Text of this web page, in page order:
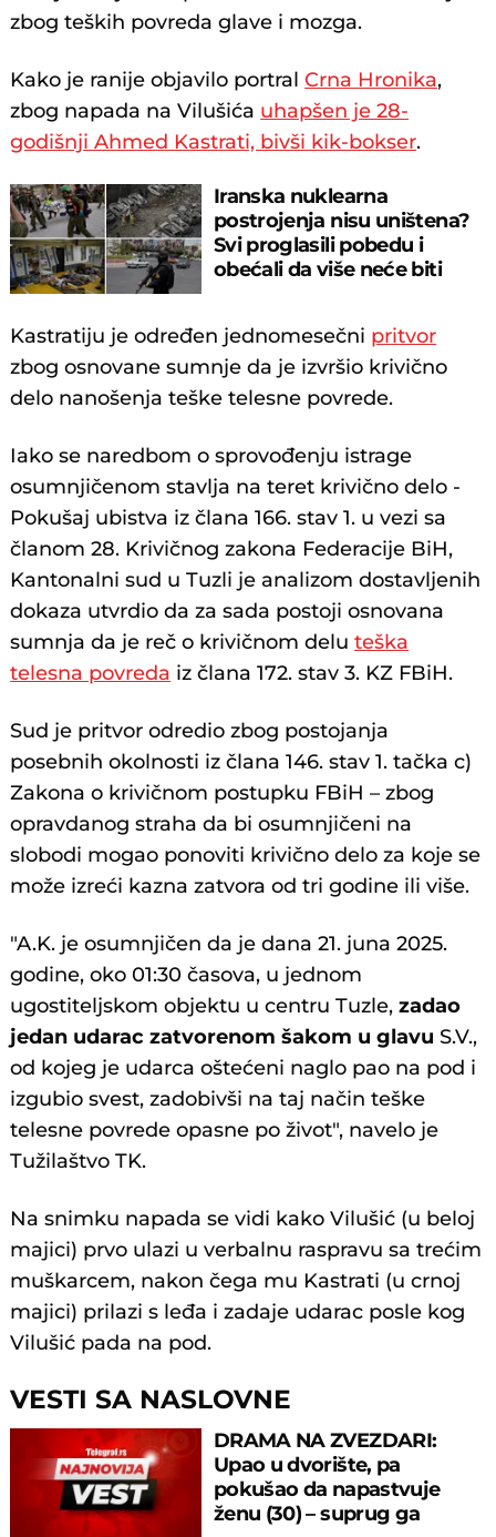
zbog teških povreda glave i mozga.
Kako je ranije objavilo portralCrna Hronika,
zbog napada na Vilušića uhapšen je 28-
godišnji Ahmed Kastrati, bivši kik-bokser.
Iranska nuklearna
postrojenja nisu uništena?
Svi proglasili pobedu i
obećali da više neće biti
Kastratiju je određen jednomesečni pritvor
zbog osnovane sumnje da je izvršio krivično
delo nanošenja teške telesne povrede.
Iako se naredbom o sprovođenju istrage
osumnjičenom stavlja na teret krivično delo -
Pokušaj ubistva iz člana 166. stav 1. u vezi sa
članom 28. Krivičnog zakona Federacije BiH,
Kantonalni sud u Tuzli je analizom dostavljenih
dokaza utvrdio da za sada postoji osnovana
sumnja da je reč o krivičnom deluteška
telesna povreda iz člana 172. stav 3. KZ FBiH.
Sud je pritvor odredio zbog postojanja
posebnih okolnosti iz člana 146. stav 1. tačka c)
Zakona o krivičnom postupku FBiH – zbog
opravdanog straha da bi osumnjičeni na
slobodi mogao ponoviti krivično delo za koje se
može izreći kazna zatvora od tri godine ili više.
"A.K. je osumnjičen da je dana 21. juna 2025.
godine, oko 01:30 časova, u jednom
ugostiteljskom objektu u centru Tuzle,zadao
jedan udarac zatvorenom šakom u glavu S.V.,
od kojeg je udarca oštećeni naglo pao na pod i
izgubio svest, zadobivši na taj način teške
telesne povrede opasne po život", navelo je
Tužilaštvo TK.
Na snimku napada se vidi kako Vilušić (u beloj
majici) prvo ulazi u verbalnu raspravu sa trećim
muškarcem, nakon čega mu Kastrati (u crnoj
majici) prilazi s leđa i zadaje udarac posle kog
Vilušić pada na pod.
VESTI SA NASLOVNE
DRAMA NA ZVEZDARI:
Upao u dvorište, pa
pokušao da napastvuje
ženu (30) – suprug ga